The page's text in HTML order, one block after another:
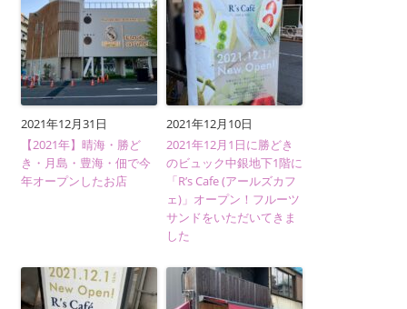
2021年12月31日
【2021年】晴海・勝ど
き・月島・豊海・佃で今
年オープンしたお店
2021年12月10日
2021年12月1日に勝どき
のビュック中銀地下1階に
「R’s Cafe (アールズカフ
ェ)」オープン！フルーツ
サンドをいただいてきま
した